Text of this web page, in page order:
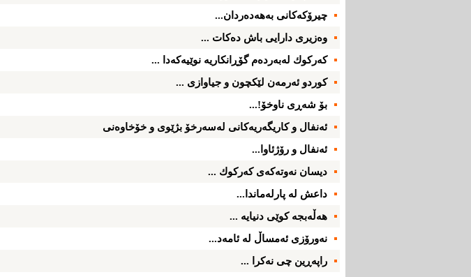
چیرۆكه‌كانی‌ به‌هه‌ده‌ردان...
وه‌زیری‌ دارایی‌ باش ده‌كات ...
كه‌ركوك له‌به‌رده‌م گۆڕانكاریه‌ نوێیه‌كه‌دا ...
كوردو ئه‌رمه‌ن لێكچون و جیاوازی ...
بۆ شه‌ڕی‌ ناوخۆ!...
ئه‌نفال و كاریگه‌ریه‌كانی‌ له‌سه‌رخۆ بژێوی‌ و خۆخاوه‌نی‌
ئه‌نفال و رۆژئاوا...
دیسان نه‌وته‌كه‌ی كه‌ركوك ...
داعش له‌ پارله‌ماندا...
هه‌ڵه‌بجه‌ كوێی دنیایه‌ ...
نه‌ورۆزی ئه‌مساڵ له‌ ئامه‌د...
راپه‌ڕین چی‌ نه‌كرا ...